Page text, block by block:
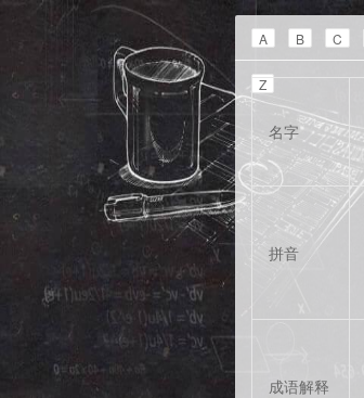
A B C
Z
名字
拼音
成语解释